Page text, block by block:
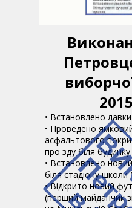
• Встановлено
• Проведено
асфальтового
проїзду біля будинку.
• Встановлено
біля стадіону
• Відкрито новий
(перший майданчик